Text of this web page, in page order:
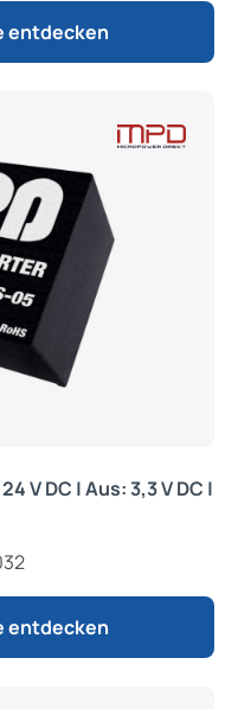
entdecken
V DC | Aus: 3,3 V DC |
entdecken